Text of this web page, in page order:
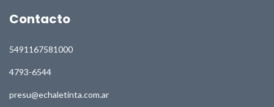
Contacto
5491167581000
4793-6544
presu@echaletinta.com.ar